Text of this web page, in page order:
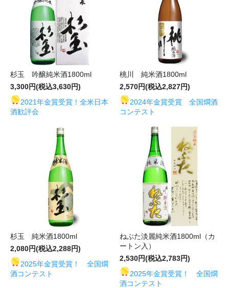
杉玉 吟醸純米酒1800ml
3,300円(税込3,630円)
2021年金賞受賞！全米日本
酒歓評会
桃川 純米酒1800ml
2,570円(税込2,827円)
2024年金賞受賞 全国燗酒
コンテスト
杉玉 純米酒1800ml
2,080円(税込2,288円)
2025年金賞受賞！ 全国燗
酒コンテスト
ねぶた淡麗純米酒1800ml（カ
ートン入）
2,530円(税込2,783円)
2025年金賞受賞！ 全国燗
酒コンテスト